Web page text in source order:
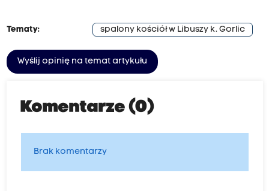
Tematy: spalony kościół w Libuszy k. Gorlic
Wyślij opinię na temat artykułu
Komentarze (0)
Brak komentarzy